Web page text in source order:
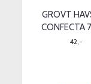
GROVT
CONFECTA
42,-